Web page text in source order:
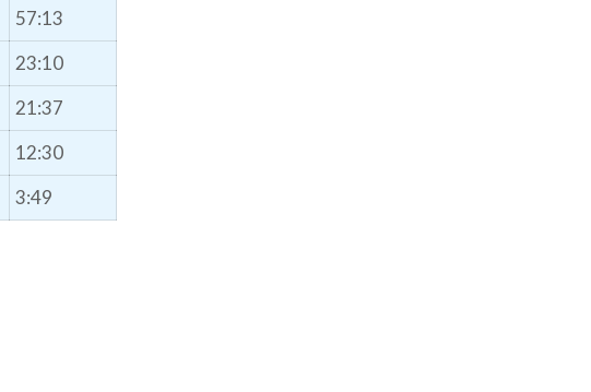
57:13
23:10
21:37
12:30
3:49